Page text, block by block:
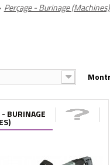
Perçage - Burinage (Machines)
- BURINAGE